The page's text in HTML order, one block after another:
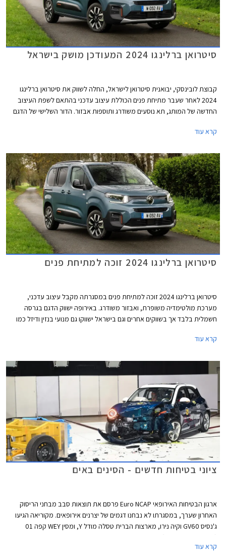
סיטרואן ברלינגו 2024 המעודכן מושק בישראל
קבוצת לובינסקי, יבואנית סיטרואן לישראל, החלה לשווק את סיטרואן ברלינגו
2024 לאחר שעבר מתיחת פנים הכוללת עיצוב עדכני בהתאם לשפת העיצוב
החדשה של המותג, תא נוסעים משודרג ותוספות אבזור. הדור השלישי של הדגם
נתונים אלה הופכים את סיטרואן ברלינגו לדגם הנמכר ביותר בקטגורית
קרא עוד
סיטרואן ברלינגו 2024 זוכה למתיחת פנים
סיטרואן ברלינגו 2024 זוכה למתיחת פנים במסגרתה מקבל עיצוב עדכני,
מערכת מולטימדיה משופרת, ואבזור משודרג. באירופה ישווק הדגם בגרסה
חשמלית בלבד אך בשווקים אחרים וגם בישראל ישווקו גם מנועי בנזין ודיזל כמו
קרא עוד
ציוני בטיחות חדשים - הסינים באים
ארגון הבטיחות האירופאי Euro NCAP פרסם את תוצאות סבב מבחני הריסוק
האחרון שערך, במסגרתו לא נבחנו דגמים של יצרנים אירופאים. מקוריאה הגיעו
ג'נסיס GV60 וקיה נירו, מארצות הברית טסלה מודל Y, ומסין WEY קפה 01
(מוכר גם בשם מוקה) ואורה פאנקי קאט - שניהם דגמים למותגים מבית גרייט וול.
כל הדגמים זכו בציון מרבי של 5 כוכבים.
קרא עוד